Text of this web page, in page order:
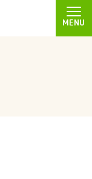
MENU